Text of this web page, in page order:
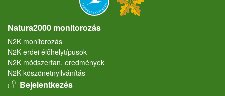
Natura2000 monitorozás
N2K monitorozás
N2K erdei élőhelytípusok
N2K módszertan, eredmények
N2K köszönetnyilvánítás
User account menu
Bejelentkezés